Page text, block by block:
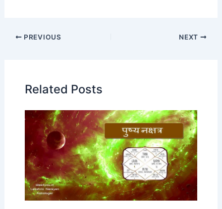
PREVIOUS NEXT
Related Posts